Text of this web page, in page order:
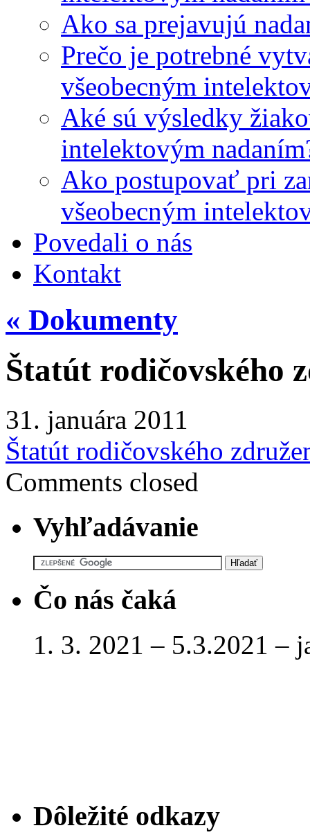
Ako sa prejavujú
Prečo je potrebné
všeobecným
Aké sú výsledky
intelektovým
Ako postupovať pri
všeobecným
Povedali o nás
Kontakt
« Dokumenty
Štatút rodičovského
31. januára 2011
Štatút rodičovského
Comments closed
Vyhľadávanie
Čo nás čaká
1. 3. 2021 – 5.3.2021 –
Dôležité odkazy